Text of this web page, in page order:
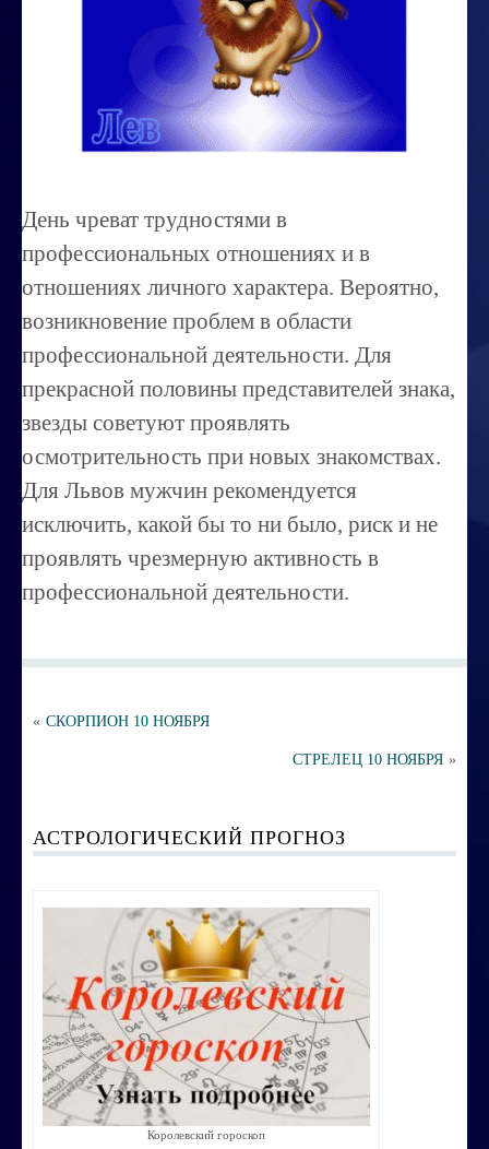
Миссиональность
Королевский гороскоп
Найти идеального партнера
Корректировка характера
Совместимость
Занятия по расшифровке снов
Магия денег
Порча ,сглаз
Усовершенствование личности
Перепрограммирование на счастье
Психоэнергетическая гимнастика
Этика семейных взаимоотношений
Ваша жизненная миссия
Экспресс-курс по Су-джок терапии
Воспитание ребенка без угроз и насилия
Строим счастливую семью
СТОИМОСТЬ УСЛУГ
ОБО МНЕ
День чреват трудностями в
профессиональных отношениях и в
отношениях личного характера. Вероятно,
возникновение проблем в области
профессиональной деятельности. Для
прекрасной половины представителей знака,
звезды советуют проявлять
осмотрительность при новых знакомствах.
Для Львов мужчин рекомендуется
исключить, какой бы то ни было, риск и не
проявлять чрезмерную активность в
профессиональной деятельности.
« СКОРПИОН 10 НОЯБРЯ
СТРЕЛЕЦ 10 НОЯБРЯ »
АСТРОЛОГИЧЕСКИЙ ПРОГНОЗ
Королевский гороскоп